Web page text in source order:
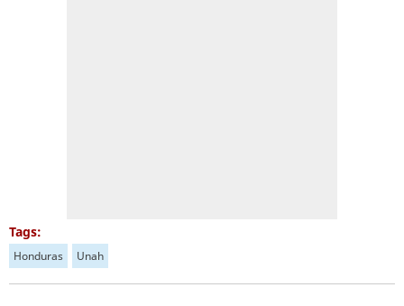
Tags:
Honduras Unah